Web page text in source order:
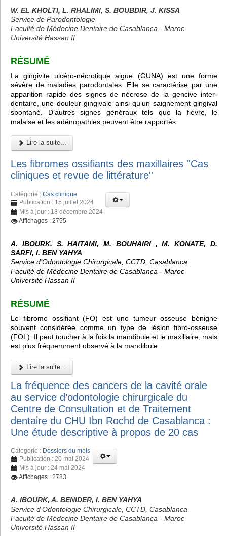
W. EL KHOLTI, L. RHALIMI, S. BOUBDIR, J. KISSA
Service de Parodontologie
Faculté de Médecine Dentaire de Casablanca - Maroc
Université Hassan II
RÉSUMÉ
La gingivite ulcéro-nécrotique aigue (GUNA) est une forme
sévère de maladies parodontales. Elle se caractérise par une
apparition rapide des signes de nécrose de la gencive inter-
dentaire, une douleur gingivale ainsi qu’un saignement gingival
spontané. D’autres signes généraux tels que la fièvre, le
malaise et les adénopathies peuvent être rapportés.
Lire la suite...
Les fibromes ossifiants des maxillaires ''Cas
cliniques et revue de littérature''
Catégorie : Cas clinique
Publication : 15 juillet 2024
Mis à jour : 18 décembre 2024
Affichages : 2755
A. IBOURK, S. HAITAMI, M. BOUHAIRI , M. KONATE, D.
SARFI, I. BEN YAHYA
Service d’Odontologie Chirurgicale, CCTD, Casablanca
Faculté de Médecine Dentaire de Casablanca - Maroc
Université Hassan II
RÉSUMÉ
Le fibrome ossifiant (FO) est une tumeur osseuse bénigne
souvent considérée comme un type de lésion fibro-osseuse
(FOL). Il peut toucher à la fois la mandibule et le maxillaire, mais
est plus fréquemment observé à la mandibule.
Lire la suite...
La fréquence des cancers de la cavité orale
au service d’odontologie chirurgicale du
Centre de Consultation et de Traitement
dentaire du CHU Ibn Rochd de Casablanca :
Une étude descriptive à propos de 20 cas
Catégorie : Dossiers du mois
Publication : 20 mai 2024
Mis à jour : 24 mai 2024
Affichages : 2783
A. IBOURK, A. BENIDER, I. BEN YAHYA
Service d’Odontologie Chirurgicale, CCTD, Casablanca
Faculté de Médecine Dentaire de Casablanca - Maroc
Université Hassan II